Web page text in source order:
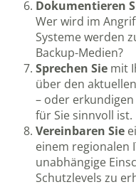
Dokumentieren
Wer wird im
Systeme werden
Backup-Medien?
Sprechen Sie mit
über den
– oder
für Sie sinnvoll ist.
Vereinbaren Sie
einem regionalen
unabhängige
Schutzlevels zu